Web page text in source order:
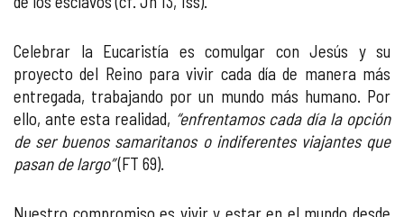
Celebrar la Eucaristía es comulgar con Jesús y su
proyecto del Reino para vivir cada día de manera más
entregada, trabajando por un mundo más humano. Por
ello, ante esta realidad, “enfrentamos cada día la opción
de ser buenos samaritanos o indiferentes viajantes que
pasan de largo”(FT 69).